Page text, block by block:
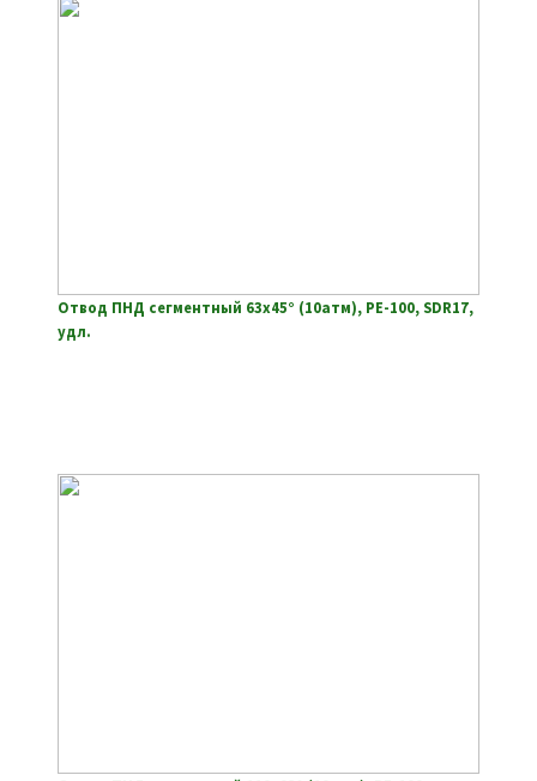
Отвод ПНД сегментный 63х45° (10атм), РЕ-100, SDR17,
удл.